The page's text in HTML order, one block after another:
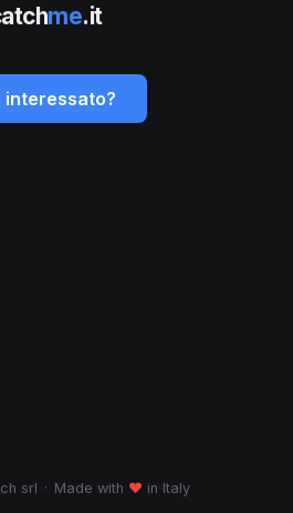
me.it
interessato?
srl · Made with ♥ in Italy